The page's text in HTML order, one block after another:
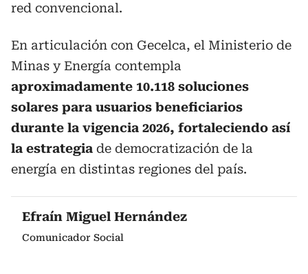
red convencional.
En articulación con Gecelca, el Ministerio de
Minas y Energía contempla
aproximadamente 10.118 soluciones
solares para usuarios beneficiarios
durante la vigencia 2026, fortaleciendo así
la estrategia de democratización de la
energía en distintas regiones del país.
Efraín Miguel Hernández
Comunicador Social